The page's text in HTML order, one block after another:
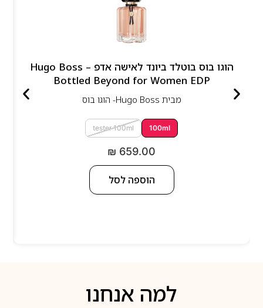
הוגו בוס בוטלד ביונד לאישה אדפ – Hugo Boss
Bottled Beyond for Women EDP
מבית Hugo Boss- הוגו בוס
100ml
tester 100ml
₪ 659.00
הוספה לסל
למה אנחנו